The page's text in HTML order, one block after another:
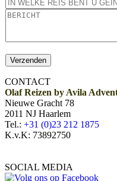
CONTACT
Olaf Reizen by Avila
Nieuwe Gracht 78
2011 NJ Haarlem
Tel.: +31 (0)23 212 1875
K.v.K: 73892750
SOCIAL MEDIA